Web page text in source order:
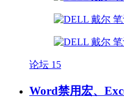
论坛 15
Word禁用宏、